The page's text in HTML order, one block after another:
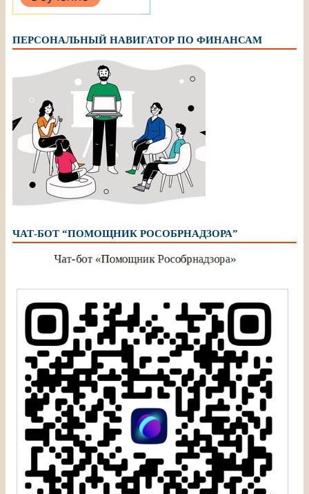
ПЕРСОНАЛЬНЫЙ НАВИГАТОР ПО ФИНАНСАМ
ЧАТ-БОТ “ПОМОЩНИК РОСОБРНАДЗОРА”